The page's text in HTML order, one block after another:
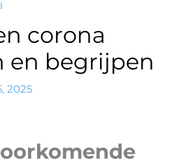
corona
en begrijpen
2025